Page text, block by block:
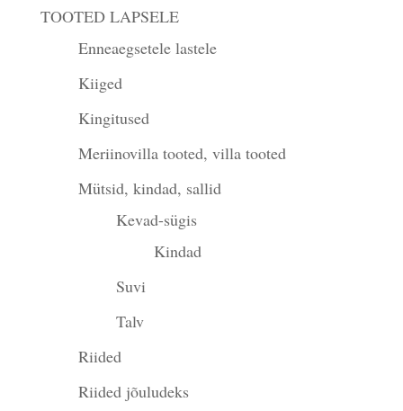
TOOTED LAPSELE
Enneaegsetele lastele
Kiiged
Kingitused
Meriinovilla tooted, villa tooted
Mütsid, kindad, sallid
Kevad-sügis
Kindad
Suvi
Talv
Riided
Riided jõuludeks